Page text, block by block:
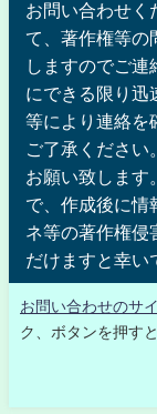
お問い合わせく
て、著作権等の
しますのでご連
にできる限り迅
等により連絡を
ご了承ください
お願い致します
で、作成後に情
ネ等の著作権侵
だけますと幸い
お問い合わせのサ
ク、ボタンを押す